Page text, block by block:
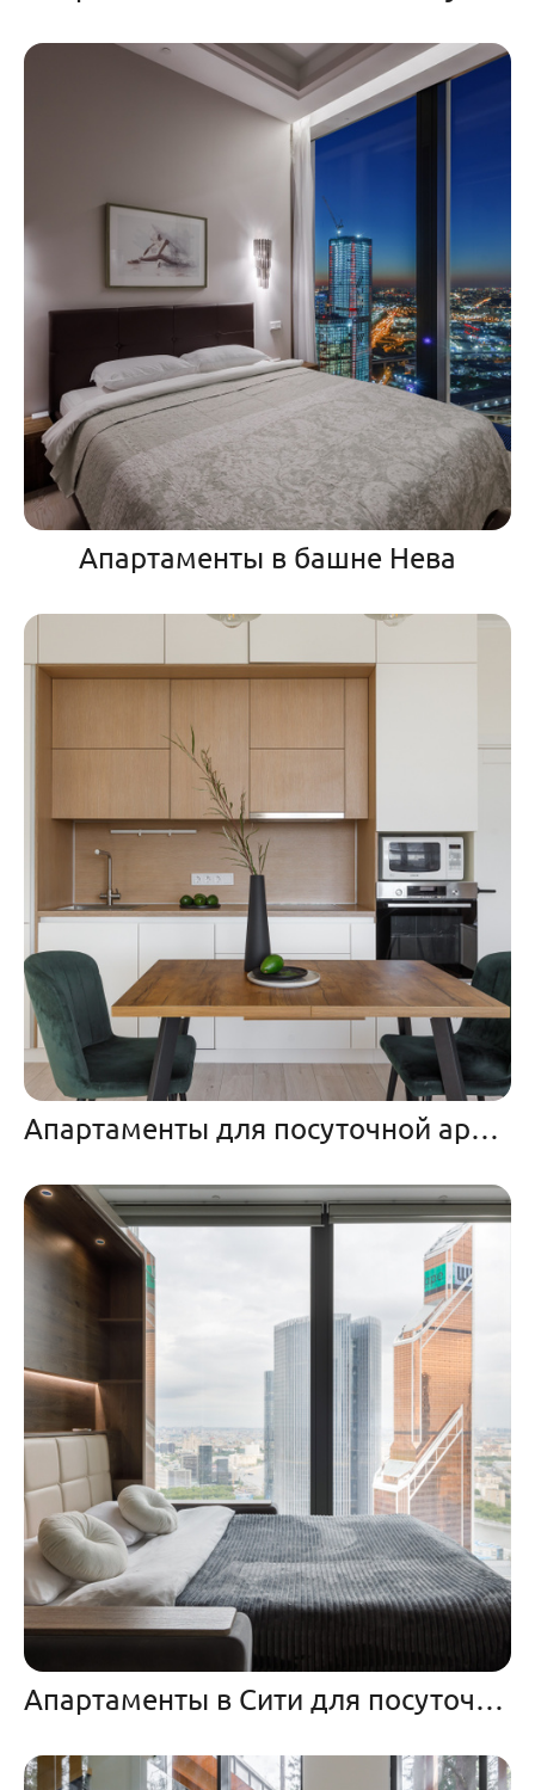
Апартаменты в башне Нева
Апартаменты для посуточной аренды с декором
Апартаменты в Сити для посуточной аренды